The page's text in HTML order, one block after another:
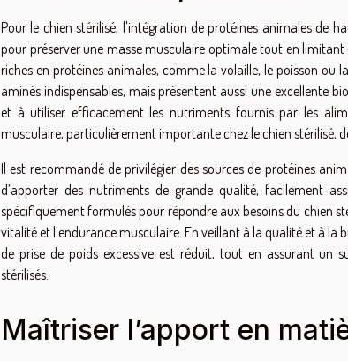
Pour le chien stérilisé, l'intégration de protéines animales de
pour préserver une masse musculaire optimale tout en limitant
riches en protéines animales, comme la volaille, le poisson
aminés indispensables, mais présentent aussi une excellente
et à utiliser efficacement les nutriments fournis par les
musculaire, particulièrement importante chez le chien
Il est recommandé de privilégier des sources de protéines
d’apporter des nutriments de grande qualité, facilement
spécifiquement formulés pour répondre aux besoins du chien
vitalité et l'endurance musculaire. En veillant à la qualité et à la
de prise de poids excessive est réduit, tout en assurant un
stérilisés.
Maîtriser l’apport en